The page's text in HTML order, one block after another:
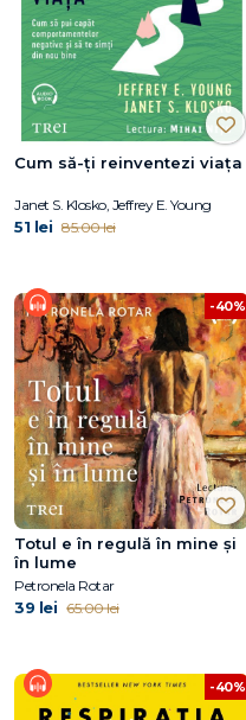
Cum să-ți reinventezi viața
Janet S. Klosko, Jeffrey E. Young
51 lei 85.00 lei
-40%
Totul e în regulă în mine și
în lume
Petronela Rotar
39 lei 65.00 lei
-40%